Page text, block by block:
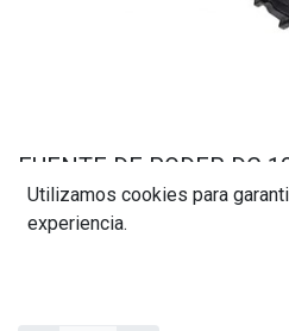
FUENTE DE PODER DC
PFM320-EN / MARCA
Utilizamos cookies para
experiencia.